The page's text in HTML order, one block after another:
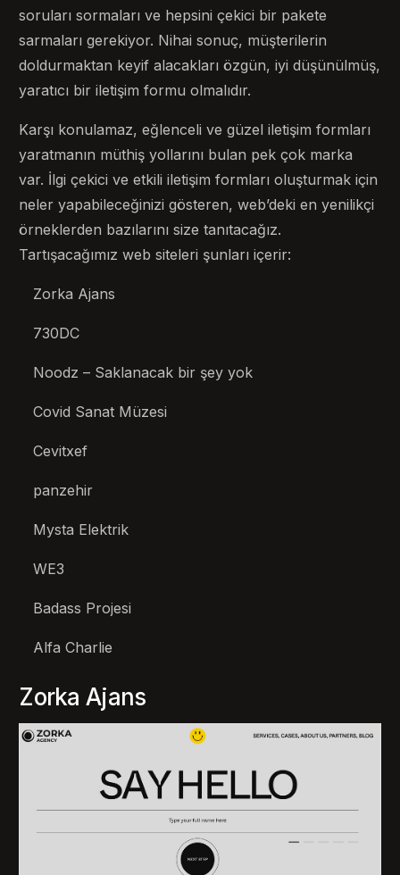
soruları sormaları ve hepsini çekici bir pakete
sarmaları gerekiyor. Nihai sonuç, müşterilerin
doldurmaktan keyif alacakları özgün, iyi düşünülmüş,
yaratıcı bir iletişim formu olmalıdır.
Karşı konulamaz, eğlenceli ve güzel iletişim formları
yaratmanın müthiş yollarını bulan pek çok marka
var. İlgi çekici ve etkili iletişim formları oluşturmak için
neler yapabileceğinizi gösteren, web’deki en yenilikçi
örneklerden bazılarını size tanıtacağız.
Tartışacağımız web siteleri şunları içerir:
Zorka Ajans
730DC
Noodz – Saklanacak bir şey yok
Covid Sanat Müzesi
Cevitxef
panzehir
Mysta Elektrik
WE3
Badass Projesi
Alfa Charlie
Zorka Ajans